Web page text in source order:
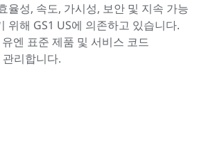
율성, 속도, 가시성, 보안 및 지속 가능
위해 GS1 US에 의존하고 있습니다.
엔 표준 제품 및 서비스 코드
관리합니다.